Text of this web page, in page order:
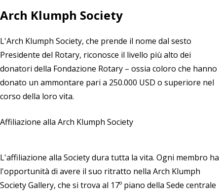
Arch Klumph Society
L'Arch Klumph Society, che prende il nome dal sesto
Presidente del Rotary, riconosce il livello più alto dei
donatori della Fondazione Rotary – ossia coloro che hanno
donato un ammontare pari a 250.000 USD o superiore nel
corso della loro vita.
Affiliazione alla Arch Klumph Society
L'affiliazione alla Society dura tutta la vita. Ogni membro ha
l'opportunità di avere il suo ritratto nella Arch Klumph
Society Gallery, che si trova al 17º piano della Sede centrale